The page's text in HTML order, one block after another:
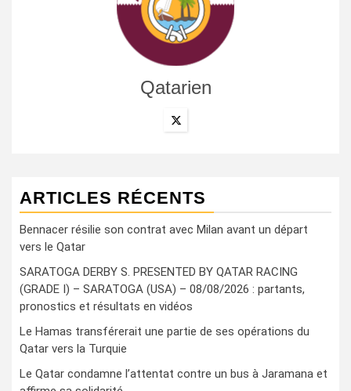
Qatarien
ARTICLES RÉCENTS
Bennacer résilie son contrat avec Milan avant un départ
vers le Qatar
SARATOGA DERBY S. PRESENTED BY QATAR RACING
(GRADE I) – SARATOGA (USA) – 08/08/2026 : partants,
pronostics et résultats en vidéos
Le Hamas transférerait une partie de ses opérations du
Qatar vers la Turquie
Le Qatar condamne l’attentat contre un bus à Jaramana et